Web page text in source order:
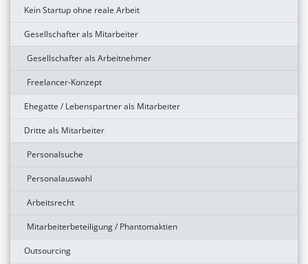
Kein Startup ohne reale Arbeit
Gesellschafter als Mitarbeiter
Gesellschafter als Arbeitnehmer
Freelancer-Konzept
Ehegatte / Lebenspartner als Mitarbeiter
Dritte als Mitarbeiter
Personalsuche
Personalauswahl
Arbeitsrecht
Mitarbeiterbeteiligung / Phantomaktien
Outsourcing